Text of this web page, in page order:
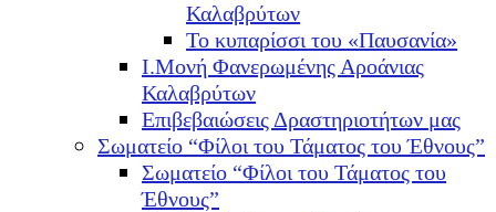
Καλαβρύτων
Το κυπαρίσσι του «Παυσανία»
Ι.Μονή Φανερωμένης Αροάνιας
Καλαβρύτων
Επιβεβαιώσεις Δραστηριοτήτων μας
Σωματείο “Φίλοι του Τάματος του Έθνους”
Σωματείο “Φίλοι του Τάματος του
Έθνους”